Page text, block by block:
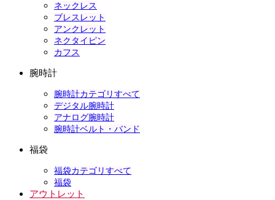
ネックレス
ブレスレット
アンクレット
ネクタイピン
カフス
腕時計
腕時計カテゴリすべて
デジタル腕時計
アナログ腕時計
腕時計ベルト・バンド
福袋
福袋カテゴリすべて
福袋
アウトレット